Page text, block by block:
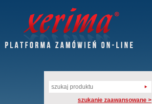
szukanie zaawansowane >